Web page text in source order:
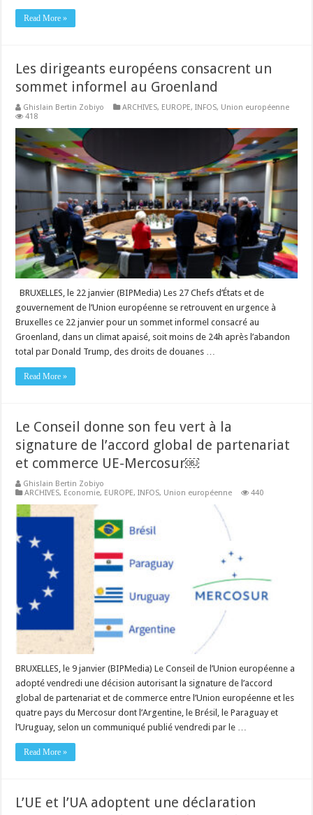
Read More »
Les dirigeants européens consacrent un
sommet informel au Groenland
Ghislain Bertin Zobiyo ARCHIVES, EUROPE,INFOS, Union européenne
418
BRUXELLES, le 22 janvier (BIPMedia) Les 27 Chefs d’États et de
gouvernement de l’Union européenne se retrouvent en urgence à
Bruxelles ce 22 janvier pour un sommet informel consacré au
Groenland, dans un climat apaisé, soit moins de 24h après l’abandon
total par Donald Trump, des droits de douanes …
Read More »
Le Conseil donne son feu vert à la
signature de l’accord global de partenariat
et commerce UE-Mercosur￼
Ghislain Bertin Zobiyo
ARCHIVES, Economie, EUROPE,INFOS, Union européenne 440
BRUXELLES, le 9 janvier (BIPMedia) Le Conseil de l’Union européenne a
adopté vendredi une décision autorisant la signature de l’accord
global de partenariat et de commerce entre l’Union européenne et les
quatre pays du Mercosur dont l’Argentine, le Brésil, le Paraguay et
l’Uruguay, selon un communiqué publié vendredi par le …
Read More »
L’UE et l’UA adoptent une déclaration